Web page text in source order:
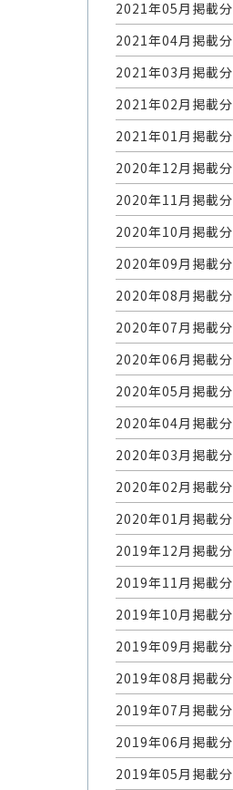
2021年05月掲載分
2021年04月掲載分
2021年03月掲載分
2021年02月掲載分
2021年01月掲載分
2020年12月掲載分
2020年11月掲載分
2020年10月掲載分
2020年09月掲載分
2020年08月掲載分
2020年07月掲載分
2020年06月掲載分
2020年05月掲載分
2020年04月掲載分
2020年03月掲載分
2020年02月掲載分
2020年01月掲載分
2019年12月掲載分
2019年11月掲載分
2019年10月掲載分
2019年09月掲載分
2019年08月掲載分
2019年07月掲載分
2019年06月掲載分
2019年05月掲載分